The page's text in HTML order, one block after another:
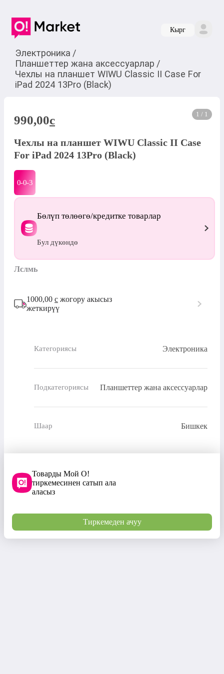
Кырг
Электроника /
Планшеттер жана аксессуарлар /
Чехлы на планшет WIWU Classic II Case For
iPad 2024 13Pro (Black)
1 / 1
990,00c
Чехлы на планшет WIWU Classic II Case
For iPad 2024 13Pro (Black)
0-0-3
Бөлүп төлөөгө/кредитке товарлар
Бул дүкөндө
Лслмь
1000,00 с жогору акысыз
жеткирүү
Категориясы Электроника
Подкатегориясы Планшеттер жана аксессуарлар
Шаар Бишкек
Товарды Мой О!
тиркемесинен сатып ала
аласыз
Тиркемеден ачуу